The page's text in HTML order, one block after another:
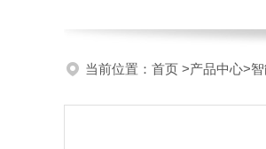
当前位置： 首页 >产品中心>